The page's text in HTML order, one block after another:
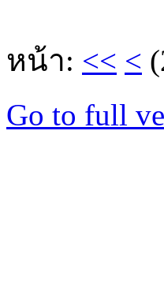
หน้า: << <
Go to full